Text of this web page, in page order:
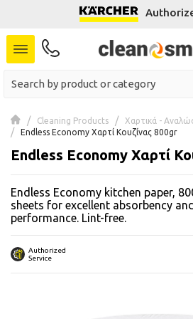
Cleaning Products Χαρτικά -
Endless Economy Χαρτί Κουζίνας 800gr
Endless Economy Χαρτί
Endless Economy kitchen paper,
sheets for excellent absorbency
performance. Lint-free.
Authorized
Service